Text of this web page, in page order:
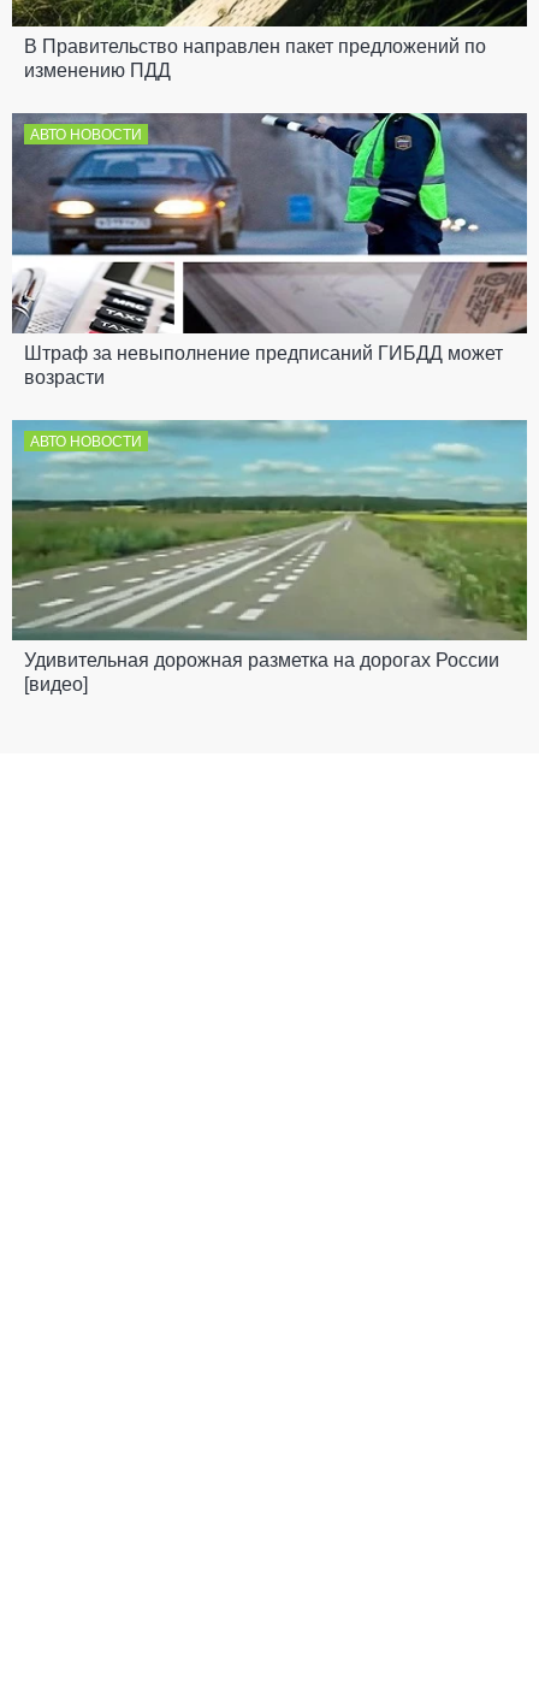
В Правительство направлен пакет предложений по
изменению ПДД
АВТО НОВОСТИ
Штраф за невыполнение предписаний ГИБДД может
возрасти
АВТО НОВОСТИ
Удивительная дорожная разметка на дорогах России
[видео]